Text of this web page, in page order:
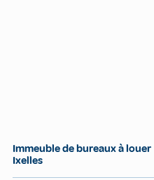
Immeuble de bureaux à louer
Ixelles